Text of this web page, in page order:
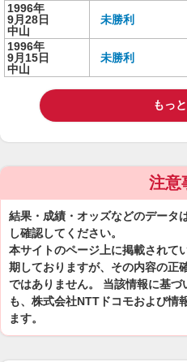
1996年
9月28日
中山
未勝利
1996年
9月15日
中山
未勝利
もっ
注意
結果・成績・オッズなどのデータ
し確認してください。
本サイトのページ上に掲載されて
期しておりますが、その内容の正
ではありません。 当該情報に基
も、株式会社NTTドコモおよび情
ます。